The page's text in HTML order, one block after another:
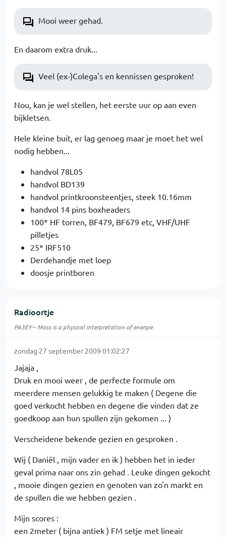
Mooi weer gehad.
En daarom extra druk...
Veel (ex-)Colega's en kennissen gesproken!
Nou, kan je wel stellen, het eerste uur op aan even
bijkletsen.
Hele kleine buit, er lag genoeg maar je moet het wel
nodig hebben...
handvol 78L05
handvol BD139
handvol printkroonsteentjes, steek 10.16mm
handvol 14 pins boxheaders
100* HF torren, BF479, BF679 etc, VHF/UHF
pilletjes
25* IRF510
Derdehandje met loep
doosje printboren
Radioortje
PA3EY-- Mass is a physical interpretation of energie
zondag 27 september 2009 01:02:27
Jajaja ,
Druk en mooi weer , de perfecte formule om
meerdere mensen gelukkig te maken ( Degene die
goed verkocht hebben en degene die vinden dat ze
goedkoop aan hun spullen zijn gekomen ... )
Verscheidene bekende gezien en gesproken .
Wij ( Daniël , mijn vader en ik ) hebben het in ieder
geval prima naar ons zin gehad . Leuke dingen gekocht
, mooie dingen gezien en genoten van zo'n markt en
de spullen die we hebben gezien .
Mijn scores :
een 2meter ( bijna antiek ) FM setje met lineair